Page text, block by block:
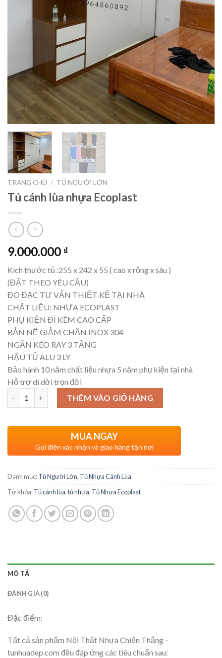
TRANG CHỦ / TỦ NGƯỜI LỚN
Tủ cánh lùa nhựa Ecoplast
9.000.000 ₫
Kích thước tủ :255 x 242 x 55 ( cao x rộng x sâu )
(ĐẶT THEO YÊU CẦU)
ĐO ĐẠC TƯ VẤN THIẾT KẾ TẠI NHÀ
CHẤT LIỆU: NHỰA ECOPLAST
PHỤ KIỆN ĐI KÈM CAO CẤP
BẢN NỀ GIẢM CHẤN INOX 304
NGĂN KÉO RAY 3 TẦNG
HẬU TỦ ALU 3 LY
Bảo hành 10 năm chất liệu nhựa 5 năm phụ kiện tại nhà
Hỗ trợ di dời trọn đời
THÊM VÀO GIỎ HÀNG
MUA NGAY
Gọi điện xác nhận và giao hàng tận nơi
Danh mục:Tủ Người Lớn, Tủ Nhựa Cánh Lùa
Từ khóa:Tủ cánh lùa,tủ nhựa, Tủ Nhựa Ecoplast
MÔ TẢ
ĐÁNH GIÁ (0)
Đặc điểm:
Tất cả sản phẩm Nội Thất Nhựa Chiến Thắng –
tunhuadep.com đều đáp ứng các tiêu chuẩn sau: